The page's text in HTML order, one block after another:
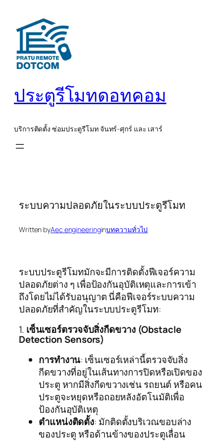
เนื้อหา
ประตูรีโมทดอทคอม
บริการติดตั้ง ซ่อมประตูรีโมท จันทร์-ศุกร์ และ เสาร์
ระบบความปลอดภัยในระบบประตูรีโมท
Written byAec engineeringinบทความทั่วไป
ระบบประตูรีโมทมักจะมีการติดตั้งฟีเจอร์ความ
ปลอดภัยต่าง ๆ เพื่อป้องกันอุบัติเหตุและการเข้า
ถึงโดยไม่ได้รับอนุญาต นี่คือฟีเจอร์ระบบความ
ปลอดภัยที่สำคัญในระบบประตูรีโมท:
1. เซ็นเซอร์ตรวจจับสิ่งกีดขวาง (Obstacle
Detection Sensors)
การทำงาน: เซ็นเซอร์เหล่านี้ตรวจจับสิ่ง
กีดขวางที่อยู่ในเส้นทางการปิดหรือเปิดของ
ประตู หากมีสิ่งกีดขวางเช่น รถยนต์ หรือคน
ประตูจะหยุดหรือถอยหลังอัตโนมัติเพื่อ
ป้องกันอุบัติเหตุ
ตำแหน่งติดตั้ง: มักติดตั้งบริเวณขอบล่าง
ของประตู หรือด้านข้างของประตูเลื่อน